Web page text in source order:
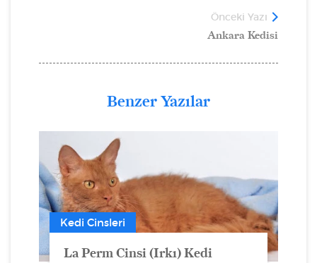
Önceki Yazı
Ankara Kedisi
Benzer Yazılar
Kedi Cinsleri
La Perm Cinsi (Irkı) Kedi